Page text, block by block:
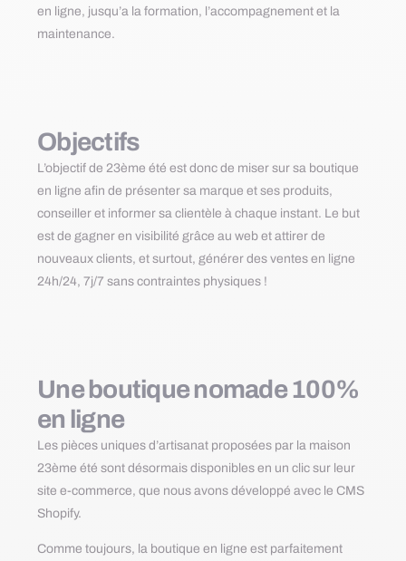
en ligne, jusqu’a la formation, l’accompagnement et la
maintenance.
Objectifs
L’objectif de 23ème été est donc de miser sur sa boutique
en ligne afin de présenter sa marque et ses produits,
conseiller et informer sa clientèle à chaque instant. Le but
est de gagner en visibilité grâce au web et attirer de
nouveaux clients, et surtout, générer des ventes en ligne
24h/24, 7j/7 sans contraintes physiques !
Une boutique nomade 100%
en ligne
Les pièces uniques d’artisanat proposées par la maison
23ème été sont désormais disponibles en un clic sur leur
site e-commerce, que nous avons développé avec le CMS
Shopify.
Comme toujours, la boutique en ligne est parfaitement